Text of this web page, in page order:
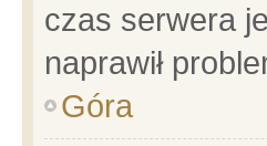
czas serwera
naprawił
Góra